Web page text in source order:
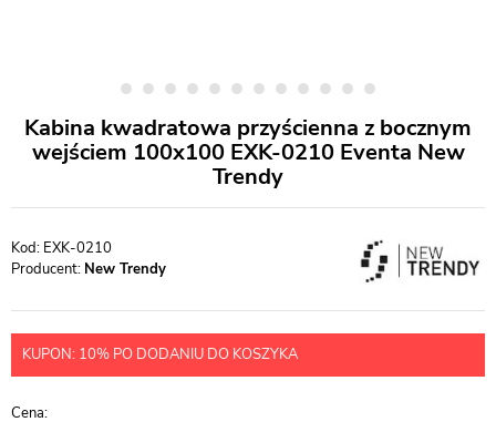
Kabina kwadratowa przyścienna z bocznym
wejściem 100x100 EXK-0210 Eventa New
Trendy
EXK-0210
Producent: New Trendy
KUPON: 10% PO DODANIU DO KOSZYKA